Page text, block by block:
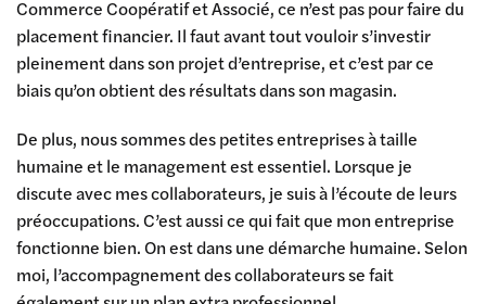
Commerce Coopératif et Associé, ce n’est pas pour faire du
placement financier. Il faut avant tout vouloir s’investir
pleinement dans son projet d’entreprise, et c’est par ce
biais qu’on obtient des résultats dans son magasin.
De plus, nous sommes des petites entreprises à taille
humaine et le management est essentiel. Lorsque je
discute avec mes collaborateurs, je suis à l’écoute de leurs
préoccupations. C’est aussi ce qui fait que mon entreprise
fonctionne bien. On est dans une démarche humaine. Selon
moi, l’accompagnement des collaborateurs se fait